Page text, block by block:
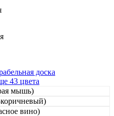
43 цвета
мышь)
вино)